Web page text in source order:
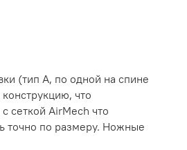
(тип А, по одной на спине
что
сеткой AirMech что
точно по размеру. Ножные